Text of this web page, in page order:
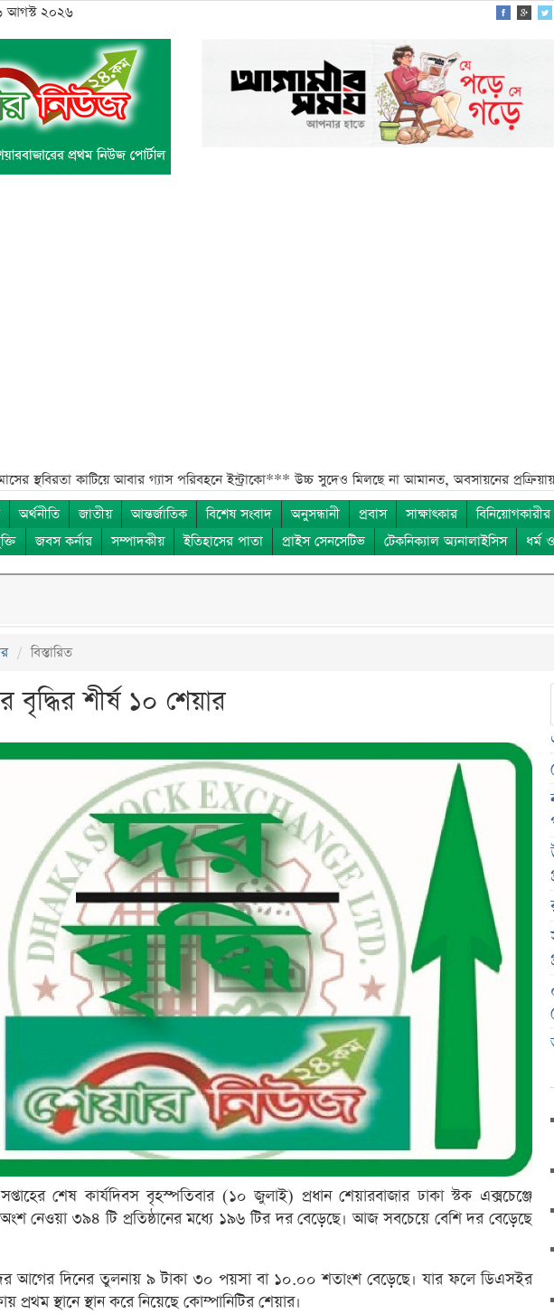
আগস্ট ২০২৬
কাটিয়ে আবার গ্যাস পরিবহনে ইন্ট্রাকো*** উচ্চ সুদেও মিলছে না আমানত, অবসায়নের প্রক্রিয়ায় ৫ আর্থিক
অর্থনীতি জাতীয় আন্তর্জাতিক বিশেষ সংবাদ অনুসন্ধানী প্রবাস সাক্ষাৎকার
জবস কর্নার সম্পাদকীয় ইতিহাসের পাতা প্রাইস সেনসেটিভ টেকনিক্যাল অ্যনালাইসিস ধর্ম
বিস্তারিত
শীর্ষ ১০ শেয়ার
শেষ কার্যদিবস বৃহস্পতিবার (১০ জুলাই) প্রধান শেয়ারবাজার ঢাকা স্টক এক্সচেঞ্জে
নেওয়া ৩৯৪ টি প্রতিষ্ঠানের মধ্যে ১৯৬ টির দর বেড়েছে। আজ সবচেয়ে বেশি দর বেড়েছে
আগের দিনের তুলনায় ৯ টাকা ৩০ পয়সা বা ১০.০০ শতাংশ বেড়েছে। যার ফলে ডিএসইর
প্রথম স্থানে স্থান করে নিয়েছে কোম্পানিটির শেয়ার।